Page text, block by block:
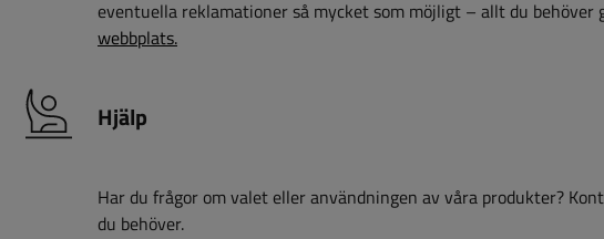
eventuella reklamationer så mycket som möjligt – allt du behöver
webbplats.
Hjälp
Har du frågor om valet eller användningen av våra produkter?
du behöver.